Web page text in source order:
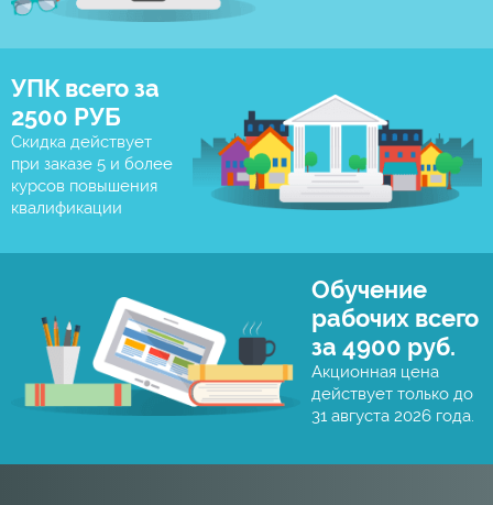
УПК всего за
2500 РУБ
Скидка действует
при заказе 5 и более
курсов повышения
квалификации
Обучение
рабочих всего
за 4900 руб.
Акционная цена
действует только до
31 августа 2026 года.